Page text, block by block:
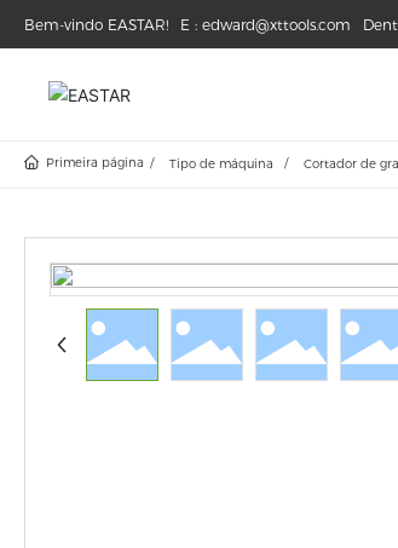
Bem-vindo EASTAR! E : edward@xttools.com
Primeira página Tipo de máquina Cortador de